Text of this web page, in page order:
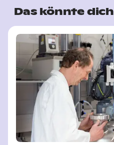
Das könnte